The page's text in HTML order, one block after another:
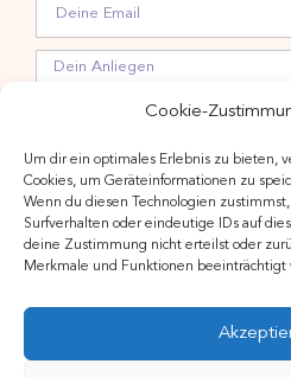
Cookie-
Um dir ein optimales Erlebnis zu bieten,
Cookies, um Geräteinformationen zu
Wenn du diesen Technologien
Surfverhalten oder eindeutige IDs auf
deine Zustimmung nicht erteilst oder
Merkmale und Funktionen beeinträchtigt
Hiermit stimme ich der
Newsletteranmeldung gemäß